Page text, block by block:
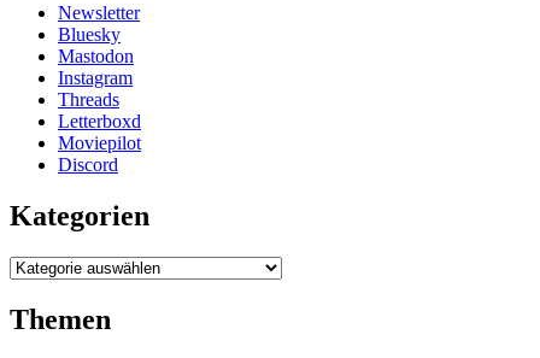
Newsletter
Bluesky
Mastodon
Instagram
Threads
Letterboxd
Moviepilot
Discord
Kategorien
Kategorien
Themen